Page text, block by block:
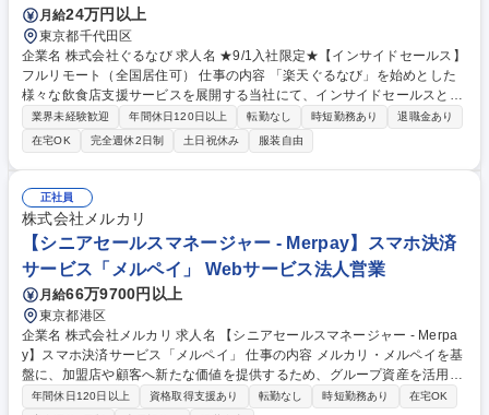
月給24万円以上
東京都千代田区
企業名 株式会社ぐるなび 求人名 ★9/1入社限定★【インサイドセールス】
フルリモート（全国居住可） 仕事の内容 「楽天ぐるなび」を始めとした
様々な飲食店支援サービスを展開する当社にて、インサイドセールスとし
て、自社媒体や提携商材を通じた飲食店の集客支援・業務支援・経営支援
をご担当頂きます。 【入社後にお任せしたい業務】入社当初は、新規獲得
チーム（市場を切り拓く先鋭部隊）で商談設定や成約までの突破力を磨い
ていただきつつ、業務を通じて当社のサービスや顧客特性の理解を深めて
いただきます。 その後は、個人の適性やスキルを鑑みて、新規獲得チーム
もしくは顧客伴走チーム（商談・受注・契約継続フォローまでを一貫して
担う営業）に分かれていきます。 募集職種 ★9/1入社限定★【インサイド
セールス】フルリモート（全国居住可）
業界未経験歓迎 年間休日120日以上 転勤なし 時短勤務あり
退職金あり
在宅OK
完全週休2日制 土日祝休み 服装自由
正社員
株式会社メルカリ
【シニアセールスマネージャー - Merpay】スマホ決済
サービス「メルペイ」 Webサービス法人営業
月給66万9700円以上
東京都港区
企業名 株式会社メルカリ 求人名 【シニアセールスマネージャー - Merpa
y】スマホ決済サービス「メルペイ」 仕事の内容 メルカリ・メルペイを基
盤に、加盟店や顧客へ新たな価値を提供するため、グループ資産を活用し
た企画営業チームのマネジメントを担います。 ■メルペイ加盟店開拓にお
年間休日120日以上 資格取得支援あり 転勤なし 時短勤務あり
在宅OK